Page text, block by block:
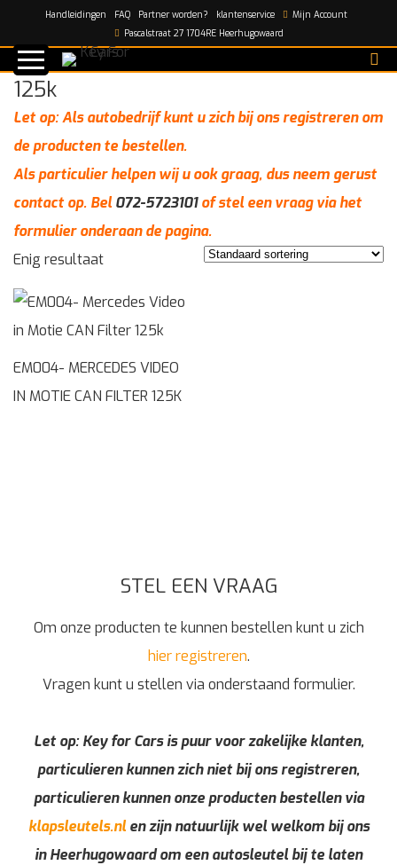
Handleidingen FAQ Partner worden? klantenservice
Mijn Account
Pascalstraat 27 1704RE Heerhugowaard
Home/125k
125k
Let op: Als autobedrijf kunt u zich bij ons registreren om
de producten te bestellen.
Als particulier helpen wij u ook graag, dus neem gerust
contact op. Bel072-5723101of stel een vraag via het
formulier onderaan de pagina.
Enig resultaat
EM004- MERCEDES VIDEO
IN MOTIE CAN FILTER 125K
STEL EEN VRAAG
Om onze producten te kunnen bestellen kunt u zich
hier registreren.
Vragen kunt u stellen via onderstaand formulier.
Let op: Key for Cars is puur voor zakelijke klanten,
particulieren kunnen zich niet bij ons registreren,
particulieren kunnen onze producten bestellen via
klapsleutels.nlen zijn natuurlijk wel welkom bij ons
in Heerhugowaard om een autosleutel bij te laten